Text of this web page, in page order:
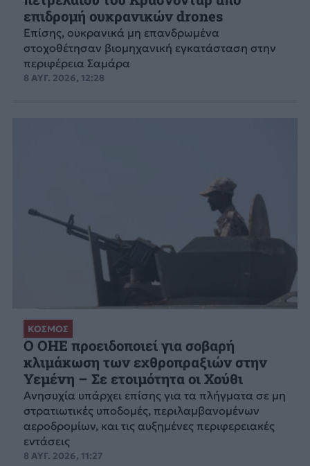
επιδρομή ουκρανικών drones
Επίσης, ουκρανικά μη επανδρωμένα
στοχοθέτησαν βιομηχανική εγκατάσταση στην
περιφέρεια Σαμάρα
8 ΑΥΓ. 2026, 12:28
ΚΟΣΜΟΣ
Ο ΟΗΕ προειδοποιεί για σοβαρή
κλιμάκωση των εχθροπραξιών στην
Υεμένη – Σε ετοιμότητα οι Χούθι
Ανησυχία υπάρχει επίσης για τα πλήγματα σε μη
στρατιωτικές υποδομές, περιλαμβανομένων
αεροδρομίων, και τις αυξημένες περιφερειακές
εντάσεις
8 ΑΥΓ. 2026, 11:27